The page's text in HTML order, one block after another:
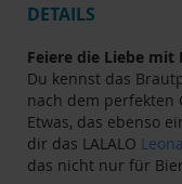
DETAILS
Feiere die Liebe mit
Du kennst das
nach dem perfekten
Etwas, das ebenso
dir das LALALO
das nicht nur für